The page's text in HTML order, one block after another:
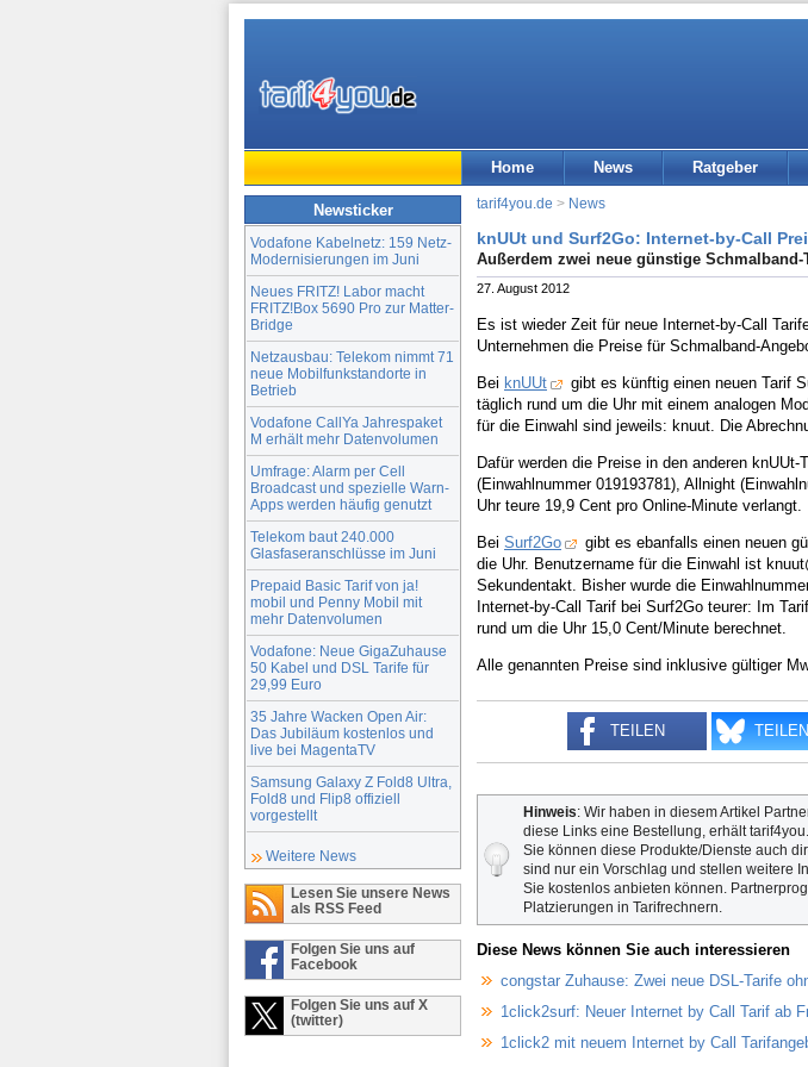
Home News Ratgeber
Newsticker
Vodafone Kabelnetz: 159 Netz-
Modernisierungen im Juni
Neues FRITZ! Labor macht
FRITZ!Box 5690 Pro zur Matter-
Bridge
Netzausbau: Telekom nimmt 71
neue Mobilfunkstandorte in
Betrieb
Vodafone CallYa Jahrespaket
M erhält mehr Datenvolumen
Umfrage: Alarm per Cell
Broadcast und spezielle Warn-
Apps werden häufig genutzt
Telekom baut 240.000
Glasfaseranschlüsse im Juni
Prepaid Basic Tarif von ja!
mobil und Penny Mobil mit
mehr Datenvolumen
Vodafone: Neue GigaZuhause
50 Kabel und DSL Tarife für
29,99 Euro
35 Jahre Wacken Open Air:
Das Jubiläum kostenlos und
live bei MagentaTV
Samsung Galaxy Z Fold8 Ultra,
Fold8 und Flip8 offiziell
vorgestellt
Weitere News
Lesen Sie unsere News
als RSS Feed
Folgen Sie uns auf
Facebook
Folgen Sie uns auf X
(twitter)
tarif4you.de > News
knUUt und Surf2Go: Internet-by-Call
Außerdem zwei neue günstige Schmalband-
27. August 2012
Es ist wieder Zeit für neue Internet-by-Call
Unternehmen die Preise für Schmalband-
Bei knUUt
gibt es künftig einen neuen Tarif
täglich rund um die Uhr mit einem analogen
für die Einwahl sind jeweils: knuut. Die
Dafür werden die Preise in den anderen
(Einwahlnummer 019193781), Allnight
Uhr teure 19,9 Cent pro Online-Minute verlangt.
Bei Surf2Go
gibt es ebanfalls einen neuen
die Uhr. Benutzername für die Einwahl ist
Sekundentakt. Bisher wurde die
Internet-by-Call Tarif bei Surf2Go teurer: Im
rund um die Uhr 15,0 Cent/Minute berechnet.
Alle genannten Preise sind inklusive gültiger
TEILEN TEILEN
Hinweis: Wir haben in diesem Artikel
diese Links eine Bestellung, erhält
Sie können diese Produkte/Dienste auch
sind nur ein Vorschlag und stellen weitere
Sie kostenlos anbieten können.
Platzierungen in Tarifrechnern.
Diese News können Sie auch interessieren
congstar Zuhause: Zwei neue DSL-Tarife
1click2surf: Neuer Internet by Call Tarif ab
1click2 mit neuem Internet by Call